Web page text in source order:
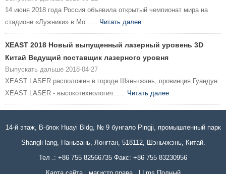
14 июня 2018 года Россия объявила открытый чемпионат мира на
стадионе «Лужники» в Мо...... Читать далее
XEAST 2018 Новый выпущенный лазерный уровень 3D
Китай Ведущий поставщик лазерного уровня
Выпускать дальше 2018-04-27
XEAST LASER расположен в городе Шэньчжэнь, провинция Гуандун.
XEAST LASER - высокотехнологич...... Читать далее
14-й этаж, B-блок Huayi Bldg, № 9 бунгало Pingji, промышленный парк
Shangli lang, Наньвань, Лонгган, 518112, Шэньчжэнь, Китай.
Тел .: +86 755 82566735 Факс: +86 755 83230956